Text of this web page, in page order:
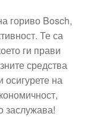
гориво Bosch,
Те са
ги прави
средства
на
заслужава!